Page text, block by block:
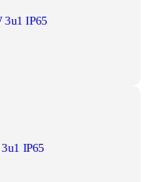
3u1 IP65
IP65